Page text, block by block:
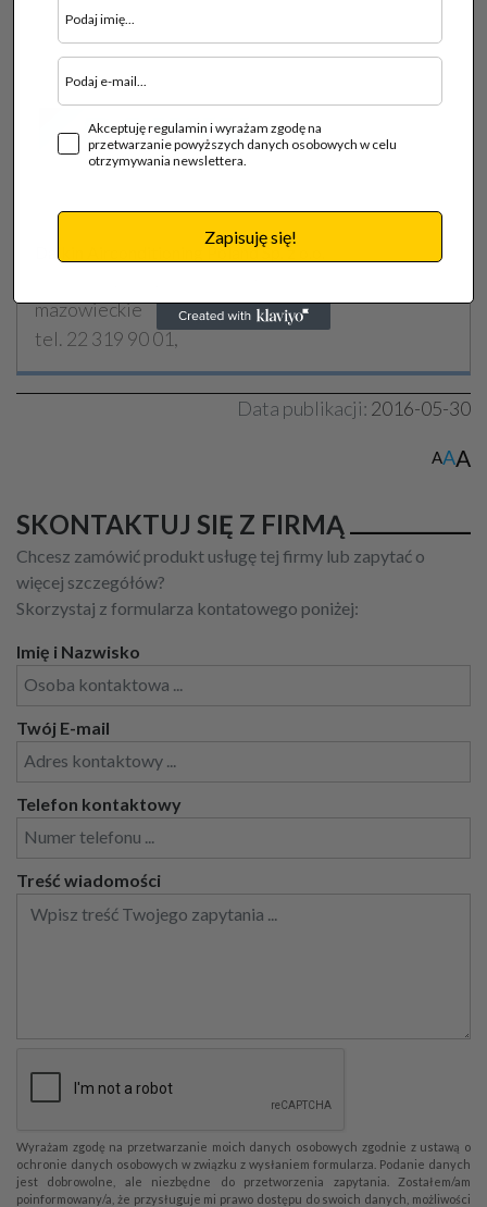
Daikin Airconditioning Poland Sp. z o.o.
mazowieckie
tel. 22 319 90 01,
Data publikacji: 2016-05-30
AAA
SKONTAKTUJ SIĘ Z FIRMĄ
Chcesz zamówić produkt usługę tej firmy lub zapytać o
więcej szczegółów?
Skorzystaj z formularza kontatowego poniżej:
Imię i Nazwisko
Twój E-mail
Telefon kontaktowy
Treść wiadomości
Wyrażam zgodę na przetwarzanie moich danych osobowych zgodnie z ustawą o
ochronie danych osobowych w związku z wysłaniem formularza. Podanie danych
jest dobrowolne, ale niezbędne do przetworzenia zapytania. Zostałem/am
poinformowany/a, że przysługuje mi prawo dostępu do swoich danych, możliwości
Akceptuję regulamin i wyrażam zgodę na
przetwarzanie powyższych danych osobowych w celu
otrzymywania newslettera.
Zapisuję się!